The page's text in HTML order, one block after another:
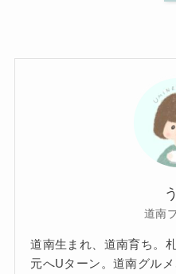
道南
道南生まれ、道南育ち。
元へUターン。道南グル